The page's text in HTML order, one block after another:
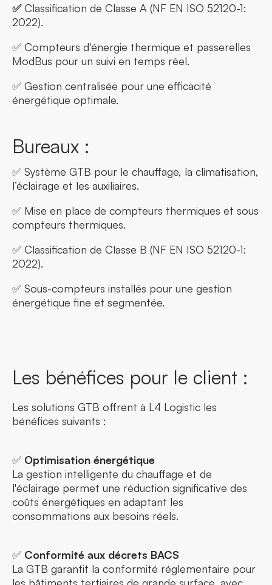
✅Classification de Classe A (NF EN ISO 52120-1:
2022).
✅ Compteurs d'énergie thermique et passerelles
ModBus pour un suivi en temps réel.
✅ Gestion centralisée pour une efficacité
énergétique optimale.
Bureaux :
✅ Système GTB pour le chauffage, la climatisation,
l’éclairage et les auxiliaires.
✅ Mise en place de compteurs thermiques et sous
compteurs thermiques.
✅ Classification de Classe B (NF EN ISO 52120-1:
2022).
✅ Sous-compteurs installés pour une gestion
énergétique fine et segmentée.
Les bénéfices pour le client :
Les solutions GTB offrent à L4 Logistic les
bénéfices suivants :
✅ Optimisation énergétique
La gestion intelligente du chauffage et de
l'éclairage permet une réduction significative des
coûts énergétiques en adaptant les
consommations aux besoins réels.
✅ Conformité aux décrets BACS
La GTB garantit la conformité réglementaire pour